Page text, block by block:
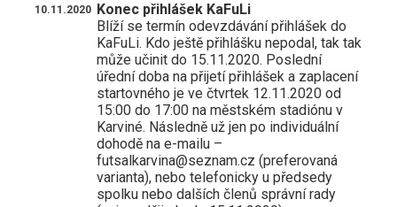
10.11.2020
Konec přihlášek KaFuLi
Blíží se termín odevzdávání přihlášek do
KaFuLi. Kdo ještě přihlášku nepodal, tak tak
může učinit do 15.11.2020. Poslední
úřední doba na přijetí přihlášek a zaplacení
startovného je ve čtvrtek 12.11.2020 od
15:00 do 17:00 na městském stadiónu v
Karviné. Následně už jen po individuální
dohodě na e-mailu –
futsalkarvina@seznam.cz (preferovaná
varianta), nebo telefonicky u předsedy
spolku nebo dalších členů správní rady